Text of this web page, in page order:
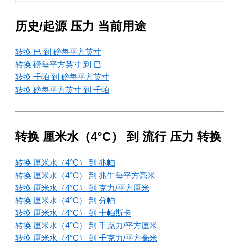
历史/起源 压力 当前用途
转换 巴 到 磅每平方英寸
转换 磅每平方英寸 到 巴
转换 千帕 到 磅每平方英寸
转换 磅每平方英寸 到 千帕
转换 厘米水（4°C） 到 流行 压力 转换
转换 厘米水（4°C） 到 兆帕
转换 厘米水（4°C） 到 兆牛每平方毫米
转换 厘米水（4°C） 到 克力/平方厘米
转换 厘米水（4°C） 到 分帕
转换 厘米水（4°C） 到 十帕斯卡
转换 厘米水（4°C） 到 千克力/平方厘米
转换 厘米水（4°C） 到 千克力/平方毫米